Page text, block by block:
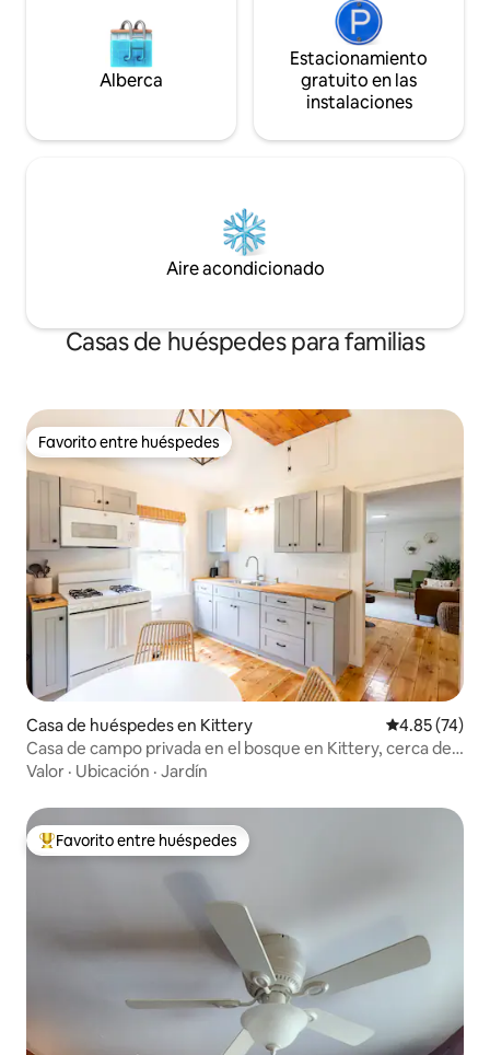
Alberca
Estacionamiento
gratuito en las
instalaciones
Aire acondicionado
Casas de huéspedes para familias
Favorito entre huéspedes
Favorito entre huéspedes
Casa de huéspedes en Kittery Calificación
4.85 (74)
Casa de campo privada en el bosque en Kittery, cerca de
las playas
Valor · Ubicación · Jardín
De los mejores en Favorito entre huéspedes
Favorito entre huéspedes